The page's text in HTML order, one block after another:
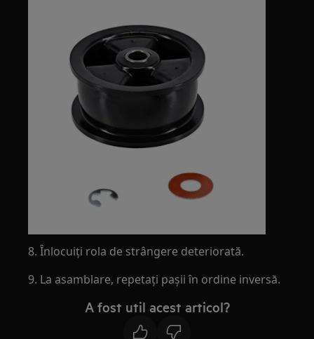
8. Înlocuiți rola de strângere deteriorată.
9. La asamblare, repetați pașii în ordine inversă.
A fost util acest articol?